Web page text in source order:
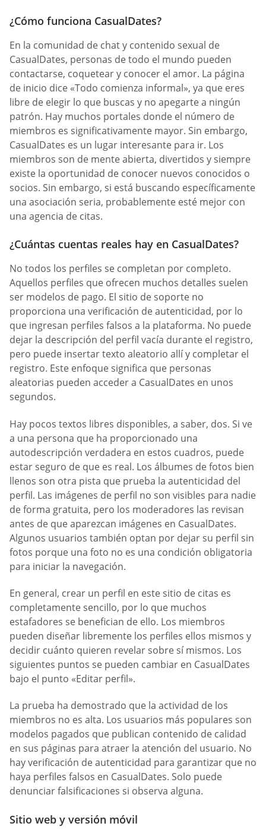
¿Cómo funciona CasualDates?
En la comunidad de chat y contenido sexual de
СasualDates, personas de todo el mundo pueden
contactarse, coquetear y conocer el amor. La página
de inicio dice «Todo comienza informal», ya que eres
libre de elegir lo que buscas y no apegarte a ningún
patrón. Hay muchos portales donde el número de
miembros es significativamente mayor. Sin embargo,
СasualDates es un lugar interesante para ir. Los
miembros son de mente abierta, divertidos y siempre
existe la oportunidad de conocer nuevos conocidos o
socios. Sin embargo, si está buscando específicamente
una asociación seria, probablemente esté mejor con
una agencia de citas.
¿Cuántas cuentas reales hay en CasualDates?
No todos los perfiles se completan por completo.
Aquellos perfiles que ofrecen muchos detalles suelen
ser modelos de pago. El sitio de soporte no
proporciona una verificación de autenticidad, por lo
que ingresan perfiles falsos a la plataforma. No puede
dejar la descripción del perfil vacía durante el registro,
pero puede insertar texto aleatorio allí y completar el
registro. Este enfoque significa que personas
aleatorias pueden acceder a СasualDates en unos
segundos.
Hay pocos textos libres disponibles, a saber, dos. Si ve
a una persona que ha proporcionado una
autodescripción verdadera en estos cuadros, puede
estar seguro de que es real. Los álbumes de fotos bien
llenos son otra pista que prueba la autenticidad del
perfil. Las imágenes de perfil no son visibles para nadie
de forma gratuita, pero los moderadores las revisan
antes de que aparezcan imágenes en СasualDates.
Algunos usuarios también optan por dejar su perfil sin
fotos porque una foto no es una condición obligatoria
para iniciar la navegación.
En general, crear un perfil en este sitio de citas es
completamente sencillo, por lo que muchos
estafadores se benefician de ello. Los miembros
pueden diseñar libremente los perfiles ellos mismos y
decidir cuánto quieren revelar sobre sí mismos. Los
siguientes puntos se pueden cambiar en СasualDates
bajo el punto «Editar perfil».
La prueba ha demostrado que la actividad de los
miembros no es alta. Los usuarios más populares son
modelos pagados que publican contenido de calidad
en sus páginas para atraer la atención del usuario. No
hay verificación de autenticidad para garantizar que no
haya perfiles falsos en СasualDates. Solo puede
denunciar falsificaciones si observa alguna.
Sitio web y versión móvil